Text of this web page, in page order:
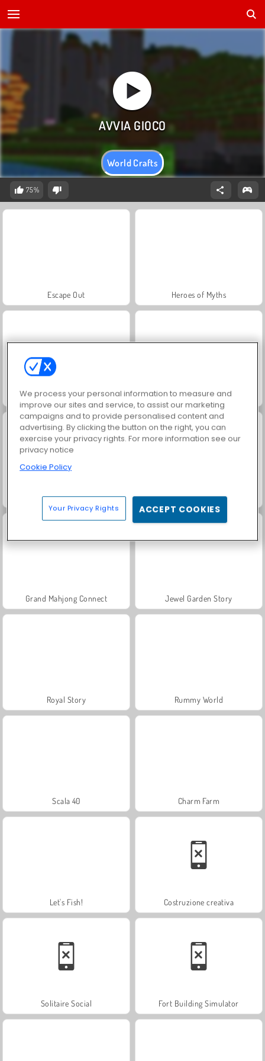
World Crafts
75%
Escape Out Heroes of Myths
Trollface Quest: USA 2 World Craft 2
Masha and the Bear: Meadows Juice Merge
Grand Mahjong Connect Jewel Garden Story
Royal Story Rummy World
Scala 40 Charm Farm
Let's Fish! Costruzione creativa
Solitaire Social Fort Building Simulator
We process your personal information to measure and
improve our sites and service, to assist our marketing
campaigns and to provide personalised content and
advertising. By clicking the button on the right, you can
exercise your privacy rights. For more information see our
privacy notice
Cookie Policy
Your Privacy Rights ACCEPT COOKIES